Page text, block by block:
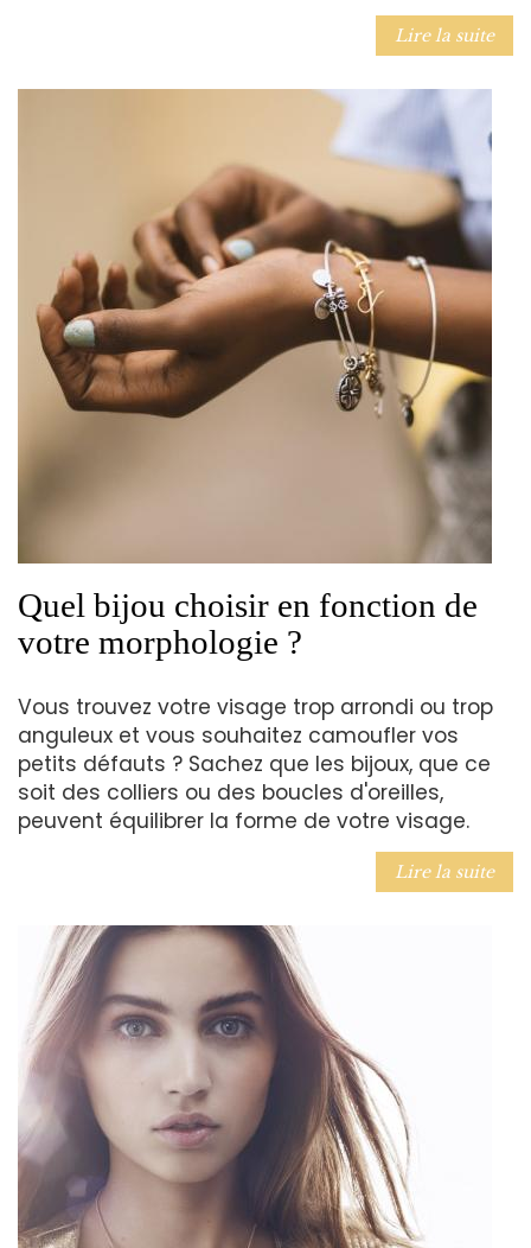
Lire la suite
Quel bijou choisir en fonction de
votre morphologie ?
Vous trouvez votre visage trop arrondi ou trop
anguleux et vous souhaitez camoufler vos
petits défauts ? Sachez que les bijoux, que ce
soit des colliers ou des boucles d'oreilles,
peuvent équilibrer la forme de votre visage.
Lire la suite